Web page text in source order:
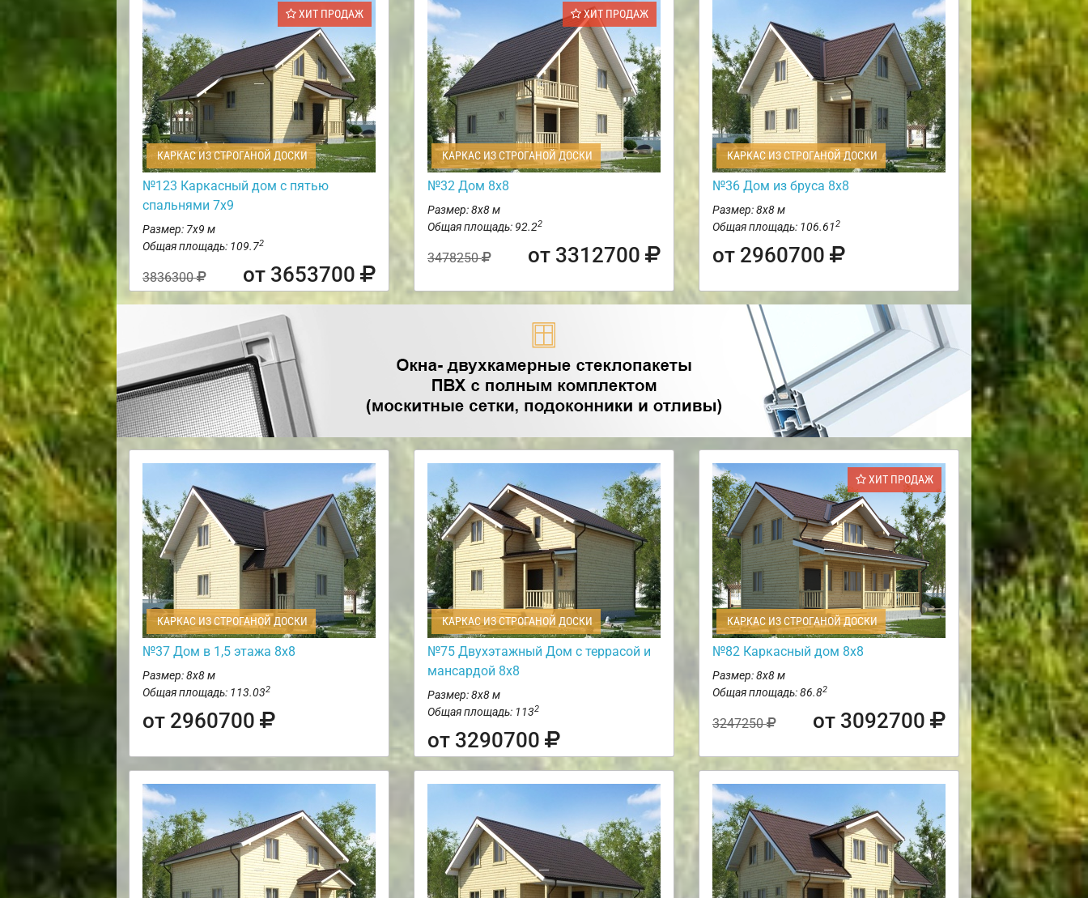
ХИТ ПРОДАЖ
КАРКАС ИЗ СТРОГАНОЙ ДОСКИ
№123 Каркасный дом с пятью
спальнями 7х9
Размер: 7х9 м
Общая площадь: 109.72
3836300 от 3653700
ХИТ ПРОДАЖ
КАРКАС ИЗ СТРОГАНОЙ ДОСКИ
№32 Дом 8х8
Размер: 8х8 м
Общая площадь: 92.22
3478250 от 3312700
КАРКАС ИЗ СТРОГАНОЙ ДОСКИ
№36 Дом из бруса 8х8
Размер: 8х8 м
Общая площадь: 106.612
от 2960700
КАРКАС ИЗ СТРОГАНОЙ ДОСКИ
№37 Дом в 1,5 этажа 8х8
Размер: 8х8 м
Общая площадь: 113.032
от 2960700
КАРКАС ИЗ СТРОГАНОЙ ДОСКИ
№75 Двухэтажный Дом с террасой и
мансардой 8х8
Размер: 8х8 м
Общая площадь: 1132
от 3290700
ХИТ ПРОДАЖ
КАРКАС ИЗ СТРОГАНОЙ ДОСКИ
№82 Каркасный дом 8х8
Размер: 8х8 м
Общая площадь: 86.82
3247250 от 3092700